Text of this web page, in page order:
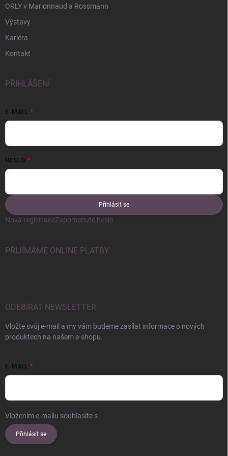
ORLY v Marionnaud a Rossmann
Výstavy
Kariéra
Kontakt
PŘIHLÁŠENÍ
E-MAIL
HESLO
Přihlásit se
Nová registraceZapomenuté heslo
PŘIJÍMÁME ONLINE PLATBY
ODEBÍRAT NEWSLETTER
Vložte svůj e-mail a my vám budeme zasílat informace o nových
produktech na našem e-shopu.
E-MAIL
Vložením e-mailu souhlasíte s
Přihlásit se